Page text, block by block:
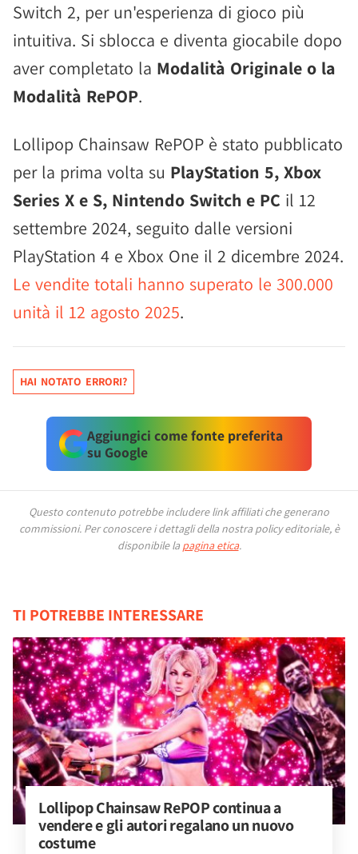
Switch 2, per un'esperienza di gioco più
intuitiva. Si sblocca e diventa giocabile dopo
aver completato la Modalità Originale o la
Modalità RePOP.
Lollipop Chainsaw RePOP è stato pubblicato
per la prima volta su PlayStation 5, Xbox
Series X e S, Nintendo Switch e PC il 12
settembre 2024, seguito dalle versioni
PlayStation 4 e Xbox One il 2 dicembre 2024.
Le vendite totali hanno superato le 300.000
unità il 12 agosto 2025.
HAI NOTATO ERRORI?
Aggiungici come fonte preferita
su Google
Questo contenuto potrebbe includere link affiliati che generano
commissioni. Per conoscere i dettagli della nostra policy editoriale, è
disponibile la pagina etica.
TI POTREBBE INTERESSARE
Lollipop Chainsaw RePOP continua a
vendere e gli autori regalano un nuovo
costume